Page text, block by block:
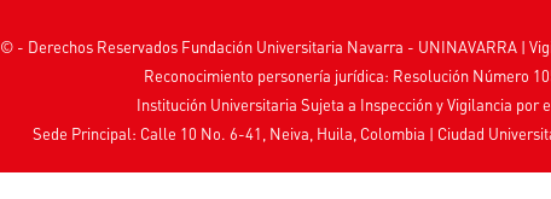
© - Derechos Reservados Fundación Universitaria Navarra - UNINAVARRA |
Reconocimiento personería jurídica: Resolución Número
Institución Universitaria Sujeta a Inspección y Vigilancia por
Sede Principal: Calle 10 No. 6-41, Neiva, Huila, Colombia | Ciudad